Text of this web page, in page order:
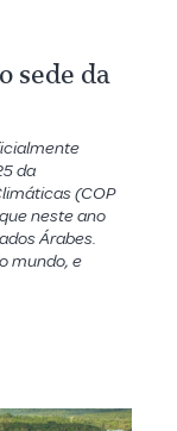
sede da
da
(COP
neste ano
Árabes.
mundo, e